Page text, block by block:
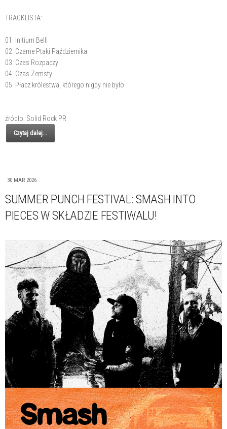
TRACKLISTA:
01. Initium Belli
02. Czarne Ptaki Października
03. Czas Rozpaczy
04. Czas Zemsty
05. Płacz królestwa, którego nigdy nie było
źródło: Solid Rock PR
Czytaj dalej...
30 MAR 2026
SUMMER PUNCH FESTIVAL: SMASH INTO
PIECES W SKŁADZIE FESTIWALU!